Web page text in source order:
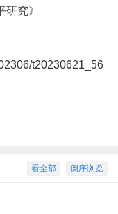
究》
t20230621_56
倒序浏览
看全部